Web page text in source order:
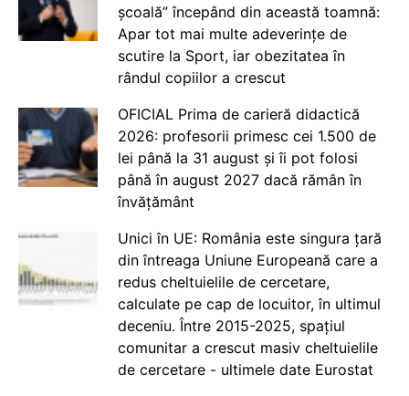
școală” începând din această toamnă:
Apar tot mai multe adeverințe de
scutire la Sport, iar obezitatea în
rândul copiilor a crescut
OFICIAL Prima de carieră didactică
2026: profesorii primesc cei 1.500 de
lei până la 31 august și îi pot folosi
până în august 2027 dacă rămân în
învățământ
Unici în UE: România este singura țară
din întreaga Uniune Europeană care a
redus cheltuielile de cercetare,
calculate pe cap de locuitor, în ultimul
deceniu. Între 2015-2025, spațiul
comunitar a crescut masiv cheltuielile
de cercetare - ultimele date Eurostat